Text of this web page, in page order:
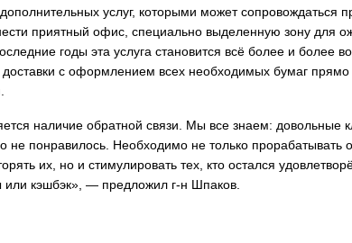
услуг, которыми может сопровождаться
приятный офис, специально выделенную зону для
годы эта услуга становится всё более и более
с оформлением всех необходимых бумаг прямо
наличие обратной связи. Мы все знаем: довольные
не понравилось. Необходимо не только прорабатывать
их, но и стимулировать тех, кто остался
или кэшбэк», — предложил г-н Шпаков.